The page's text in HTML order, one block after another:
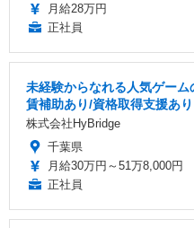
月給28万円
正社員
未経験からなれる人気ゲー
賃補助あり/資格取得支援あり
株式会社HyBridge
千葉県
月給30万円～51万8,000円
正社員